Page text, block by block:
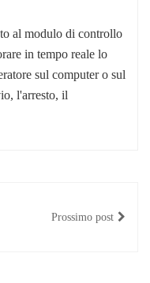
al modulo di controllo
in tempo reale lo
sul computer o sul
l'arresto, il
Prossimo post